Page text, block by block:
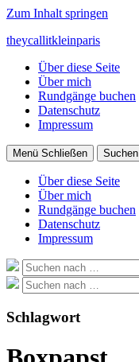
Zum Inhalt springen
theycallitkleinparis
Über diese Seite
Über mich
Rundgänge buchen
Datenschutz
Impressum
Menü Schließen Suchen
Über diese Seite
Über mich
Rundgänge buchen
Datenschutz
Impressum
Suche
nach:
Suche
nach:
Schlagwort